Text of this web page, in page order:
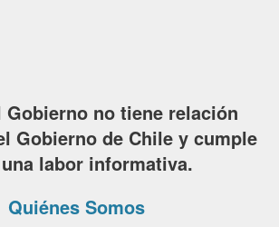
Gobierno no tiene relación
Gobierno de Chile y cumple
labor informativa.
Quiénes Somos